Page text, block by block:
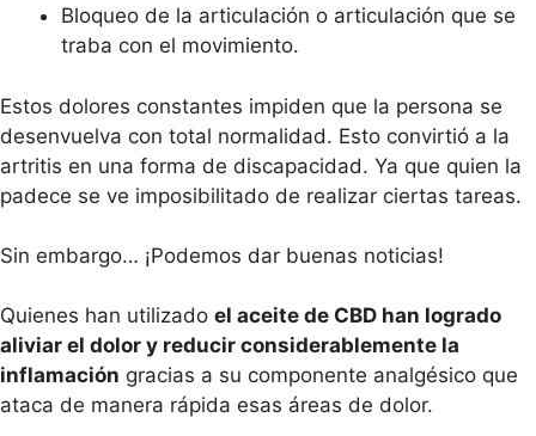
Bloqueo de la articulación o articulación que se
traba con el movimiento.
Estos dolores constantes impiden que la persona se
desenvuelva con total normalidad. Esto convirtió a la
artritis en una forma de discapacidad. Ya que quien la
padece se ve imposibilitado de realizar ciertas tareas.
Sin embargo… ¡Podemos dar buenas noticias!
Quienes han utilizado el aceite de CBD han logrado
aliviar el dolor y reducir considerablemente la
inflamación gracias a su componente analgésico que
ataca de manera rápida esas áreas de dolor.